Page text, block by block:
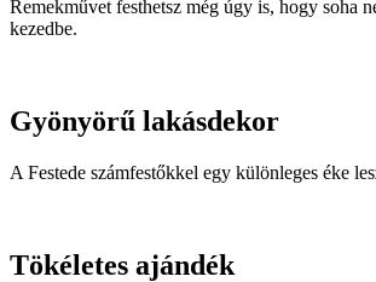
Remekművet festhetsz még úgy is, hogy soha
kezedbe.
Gyönyörű lakásdekor
A Festede számfestőkkel egy különleges éke
Tökéletes ajándék